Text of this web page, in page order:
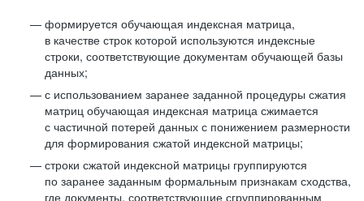
формируется обучающая индексная матрица,
в качестве строк которой используются индексные
строки, соответствующие документам обучающей базы
данных;
с использованием заранее заданной процедуры сжатия
матриц обучающая индексная матрица сжимается
с частичной потерей данных с понижением размерности
для формирования сжатой индексной матрицы;
строки сжатой индексной матрицы группируются
по заранее заданным формальным признакам сходства,
где документы, соответствующие сгруппированным